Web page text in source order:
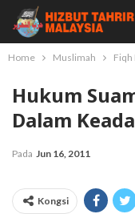
Home Muslimah Fiqh
Hukum
Dalam
Pada Jun 16, 2011
Kongsi